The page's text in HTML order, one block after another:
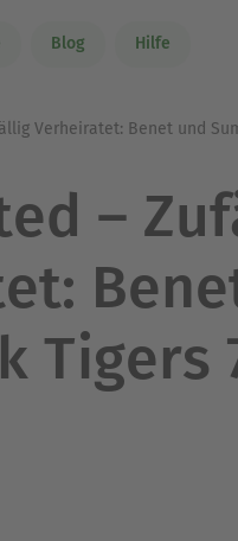
Blog Hilfe
Verheiratet: Benet und
–
Tigers